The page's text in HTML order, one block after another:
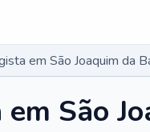
em São Joaquim da
São